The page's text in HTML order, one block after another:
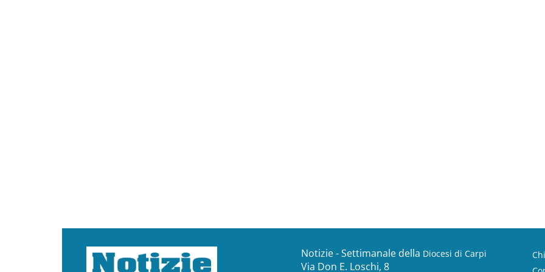
Notizie - Settimanale della Diocesi di Carpi
Via Don E. Loschi, 8